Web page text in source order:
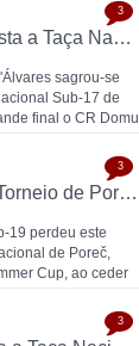
GCR Nun'Álvares conquista a Taça Nacional Sub-17 de Futsal nas grandes penalidades e sobe ao Nacional
sagrou-se
Sub-17 de
final o CR Domu
3
Sub-19 caem na final do Torneio de Poreč diante da Espanha (1-2)
19 perdeu este
de Poreč,
Cup, ao ceder
3
3